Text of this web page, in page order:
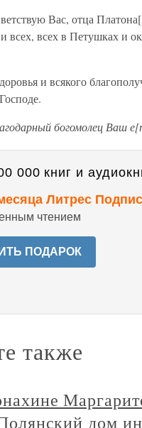
Вас, отца
всех, всех в Петушках и
и всякого
богомолец Ваш
000 книг и
Литрес
чтением
ПОДАРОК
также
дом